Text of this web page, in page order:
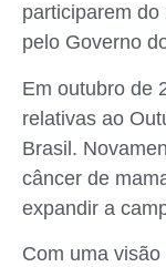
participarem
pelo Governo
Em outubro de
relativas ao
Brasil.
câncer de
expandir a
Com uma